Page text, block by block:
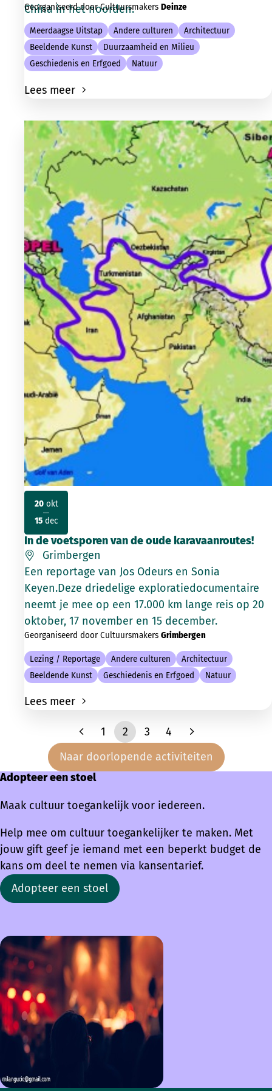
China in het noorden.
Georganiseerd door Cultuursmakers Deinze
Meerdaagse Uitstap Andere culturen
Architectuur
Beeldende Kunst
Duurzaamheid en Milieu
Geschiedenis en Erfgoed
Natuur
Lees meer
In de voetsporen van de oude karavaanroutes!
Grimbergen
Een reportage van Jos Odeurs en Sonia
Keyen.Deze driedelige exploratiedocumentaire
neemt je mee op een 17.000 km lange reis op 20
oktober, 17 november en 15 december.
Georganiseerd door Cultuursmakers Grimbergen
Lezing / Reportage Andere culturen
Architectuur
Beeldende Kunst
Geschiedenis en Erfgoed Natuur
Lees meer
20okt
2026
15 dec
2026
1 2 3
4
Naar doorlopende activiteiten
Adopteer een stoel
Maak cultuur toegankelijk voor iedereen.
Help mee om cultuur toegankelijker te maken. Met
jouw gift geef je iemand met een beperkt budget de
kans om deel te nemen via kansentarief.
Adopteer een stoel